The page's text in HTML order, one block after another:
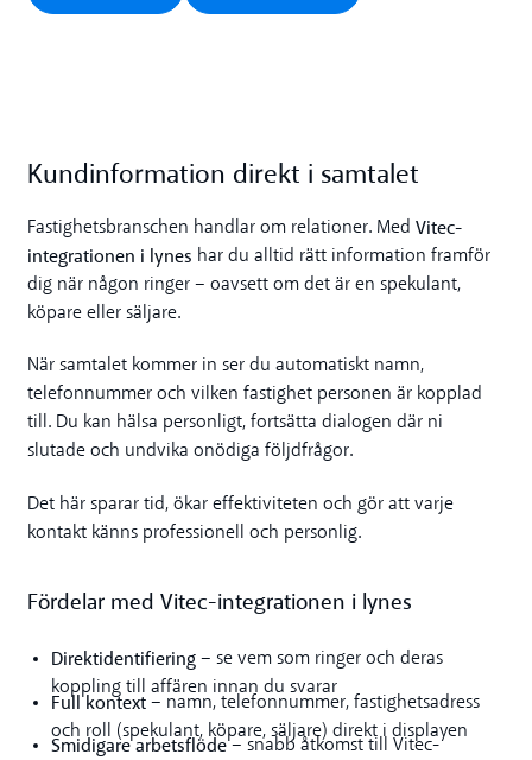
Kundinformation direkt i samtalet
Fastighetsbranschen handlar om relationer. MedVitec-
integrationen i lynes har du alltid rätt information framför
dig när någon ringer – oavsett om det är en spekulant,
köpare eller säljare.
När samtalet kommer in ser du automatiskt namn,
telefonnummer och vilken fastighet personen är kopplad
till. Du kan hälsa personligt, fortsätta dialogen där ni
slutade och undvika onödiga följdfrågor.
Det här sparar tid, ökar effektiviteten och gör att varje
kontakt känns professionell och personlig.
Fördelar med Vitec-integrationen i lynes
Direktidentifiering– se vem som ringer och deras
koppling till affären innan du svarar
Full kontext– namn, telefonnummer, fastighetsadress
och roll (spekulant, köpare, säljare) direkt i displayen
Smidigare arbetsflöde– snabb åtkomst till Vitec-